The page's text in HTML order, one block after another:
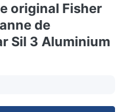
original Fisher
de
Sil 3 Aluminium